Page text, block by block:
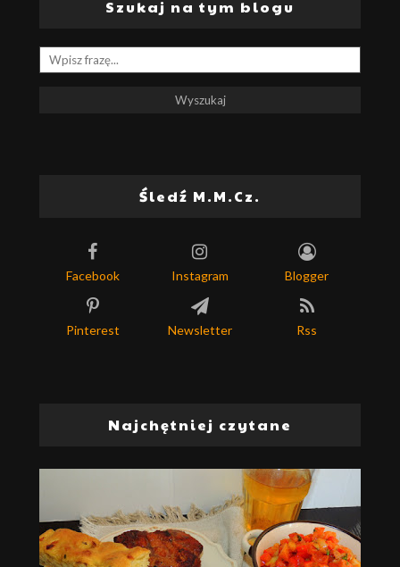
Szukaj na tym blogu
Śledź M.M.Cz.
Facebook Instagram Blogger
Pinterest Newsletter Rss
Najchętniej czytane